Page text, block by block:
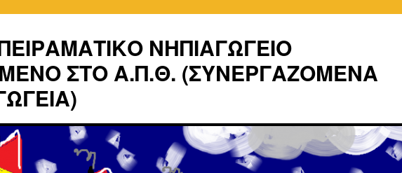
ΝΗΠΙΑΓΩΓΕΙΟ
ΣΤΟ Α.Π.Θ. (ΣΥΝΕΡΓΑΖΟΜΕΝΑ